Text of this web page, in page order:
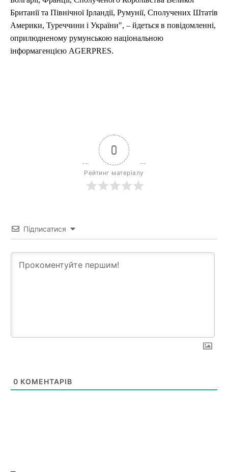
Британії та Північної Ірландії, Румунії, Сполучених Штатів
Америки, Туреччини і України", – йдеться в повідомленні,
оприлюдненому румунською національною
інформагенцією AGERPRES.
0
Рейтинг матеріалу
Підписатися
0 КОМЕНТАРІВ